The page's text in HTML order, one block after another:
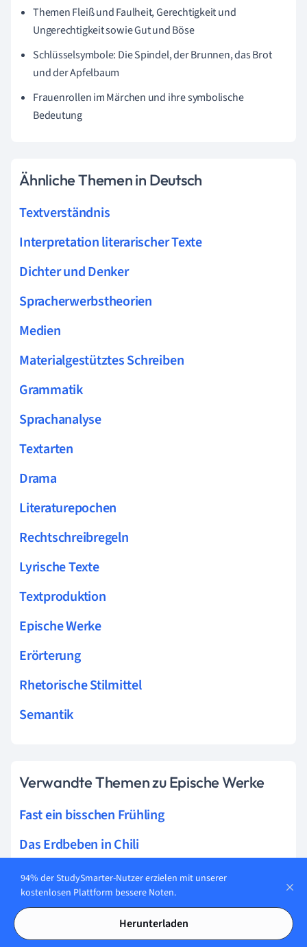
Themen Fleiß und Faulheit, Gerechtigkeit und
Ungerechtigkeit sowie Gut und Böse
Schlüsselsymbole: Die Spindel, der Brunnen, das Brot
und der Apfelbaum
Frauenrollen im Märchen und ihre symbolische
Bedeutung
Ähnliche Themen in Deutsch
Textverständnis
Interpretation literarischer Texte
Dichter und Denker
Spracherwerbstheorien
Medien
Materialgestütztes Schreiben
Grammatik
Sprachanalyse
Textarten
Drama
Literaturepochen
Rechtschreibregeln
Lyrische Texte
Textproduktion
Epische Werke
Erörterung
Rhetorische Stilmittel
Semantik
Verwandte Themen zu Epische Werke
Fast ein bisschen Frühling
Das Erdbeben in Chili
Im Krebsgang
Leutnant Gustl
Das kunstseidene Mädchen
94% der StudySmarter-Nutzer erzielen mit unserer
kostenlosen Plattform bessere Noten.
Herunterladen